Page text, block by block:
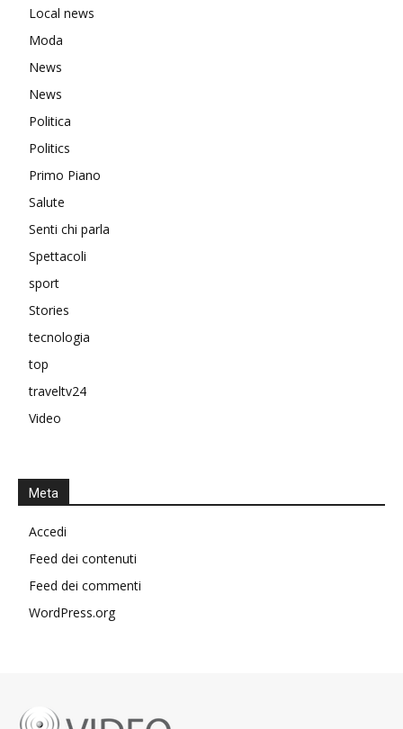
Local news
Moda
News
News
Politica
Politics
Primo Piano
Salute
Senti chi parla
Spettacoli
sport
Stories
tecnologia
top
traveltv24
Video
Meta
Accedi
Feed dei contenuti
Feed dei commenti
WordPress.org